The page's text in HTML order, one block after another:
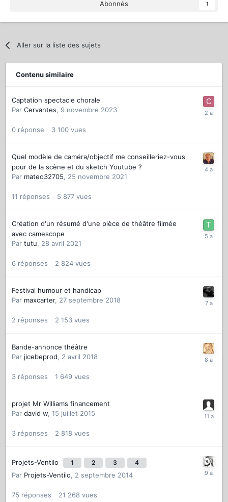
Abonnés 1
Aller sur la liste des sujets
Contenu similaire
Captation spectacle chorale
Par Cervantes, 9 novembre 2023
0 réponse 3 100 vues
Quel modèle de caméra/objectif me conseilleriez-vous
pour de la scène et du sketch Youtube ?
Par mateo32705, 25 novembre 2021
11 réponses 5 877 vues
Création d'un résumé d'une pièce de théâtre filmée
avec camescope
Par tutu, 28 avril 2021
6 réponses 2 824 vues
Festival humour et handicap
Par maxcarter, 27 septembre 2018
2 réponses 2 153 vues
Bande-annonce théâtre
Par jicebeprod, 2 avril 2018
3 réponses 1 649 vues
projet Mr Williams financement
Par david w, 15 juillet 2015
3 réponses 2 818 vues
Projets-Ventilo 1 2 3 4
Par Projets-Ventilo, 2 septembre 2014
75 réponses 21 268 vues